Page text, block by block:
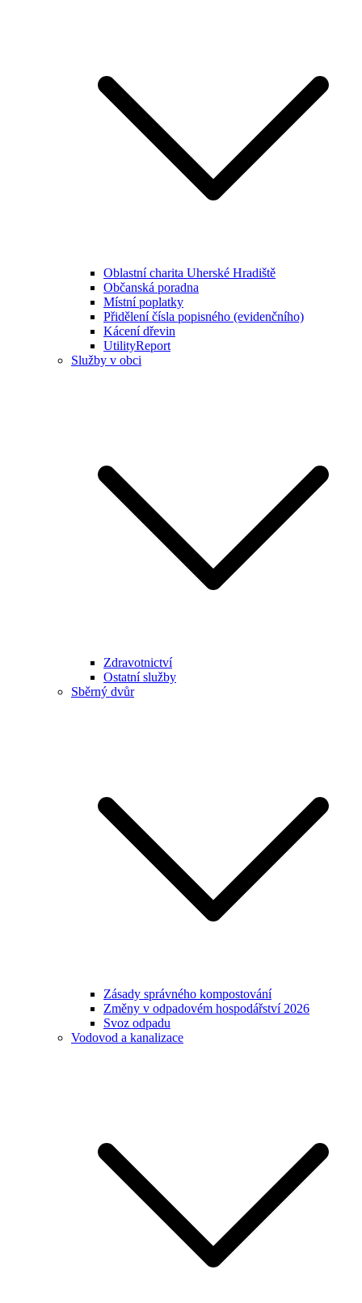
Oblastní charita Uherské Hradiště
Občanská poradna
Místní poplatky
Přidělení čísla popisného (evidenčního)
Kácení dřevin
UtilityReport
Služby v obci
Zdravotnictví
Ostatní služby
Sběrný dvůr
Zásady správného kompostování
Změny v odpadovém hospodářství 2026
Svoz odpadu
Vodovod a kanalizace